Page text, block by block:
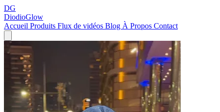
DG
DiodioGlow
Accueil Produits Flux de vidéos Blog À Propos Contact